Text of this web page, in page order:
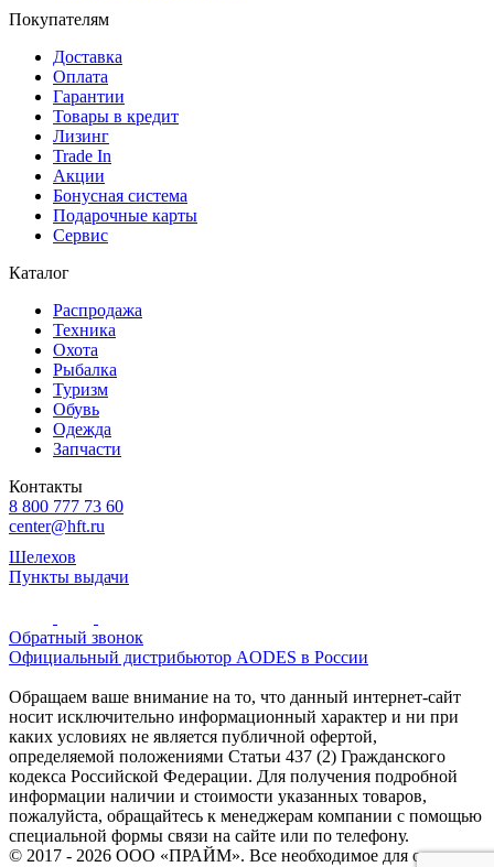
Покупателям
Доставка
Оплата
Гарантии
Товары в кредит
Лизинг
Trade In
Акции
Бонусная система
Подарочные карты
Сервис
Каталог
Распродажа
Техника
Охота
Рыбалка
Туризм
Обувь
Одежда
Запчасти
Контакты
8 800 777 73 60
center@hft.ru
Шелехов
Пункты выдачи
Обратный звонок
Официальный дистрибьютор AODES в России
Обращаем ваше внимание на то, что данный интернет-сайт
носит исключительно информационный характер и ни при
каких условиях не является публичной офертой,
определяемой положениями Статьи 437 (2) Гражданского
кодекса Российской Федерации. Для получения подробной
информации наличии и стоимости указанных товаров,
пожалуйста, обращайтесь к менеджерам компании с помощью
специальной формы связи на сайте или по телефону.
© 2017 - 2026 ООО «ПРАЙМ». Все необходимое для охоты и